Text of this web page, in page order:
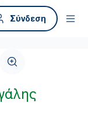
Σύνδεση